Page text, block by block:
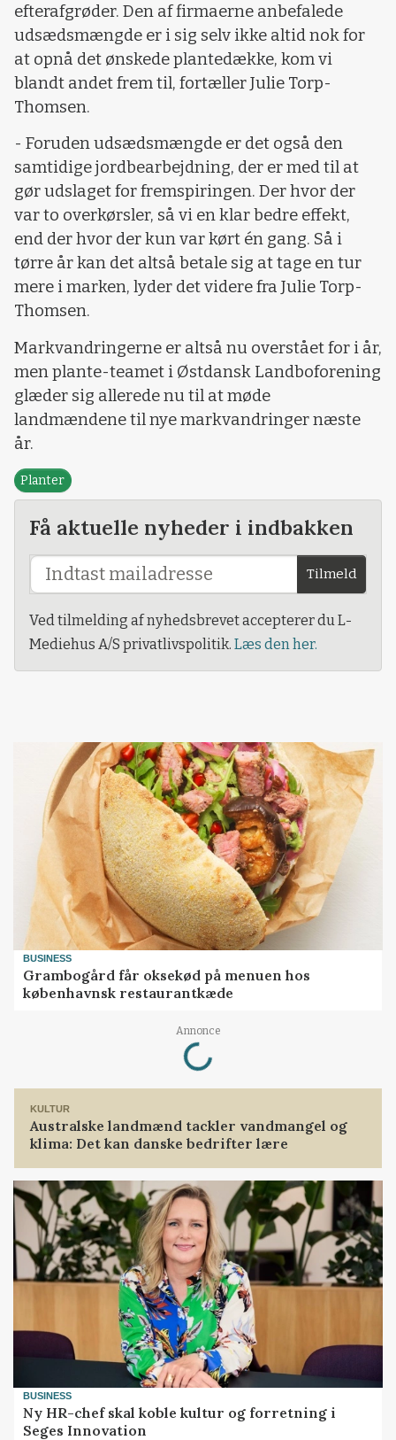
efterafgrøder. Den af firmaerne anbefalede
udsædsmængde er i sig selv ikke altid nok for
at opnå det ønskede plantedække, kom vi
blandt andet frem til, fortæller Julie Torp-
Thomsen.
- Foruden udsædsmængde er det også den
samtidige jordbearbejdning, der er med til at
gør udslaget for fremspiringen. Der hvor der
var to overkørsler, så vi en klar bedre effekt,
end der hvor der kun var kørt én gang. Så i
tørre år kan det altså betale sig at tage en tur
mere i marken, lyder det videre fra Julie Torp-
Thomsen.
Markvandringerne er altså nu overstået for i år,
men plante-teamet i Østdansk Landboforening
glæder sig allerede nu til at møde
landmændene til nye markvandringer næste
år.
Planter
Få aktuelle nyheder i indbakken
Tilmeld
Ved tilmelding af nyhedsbrevet accepterer du L-
Mediehus A/S privatlivspolitik. Læs den her.
BUSINESS
Grambogård får oksekød på menuen hos
københavnsk restaurantkæde
Annonce
Loading...
KULTUR
Australske landmænd tackler vandmangel og
klima: Det kan danske bedrifter lære
BUSINESS
Ny HR-chef skal koble kultur og forretning i
Seges Innovation